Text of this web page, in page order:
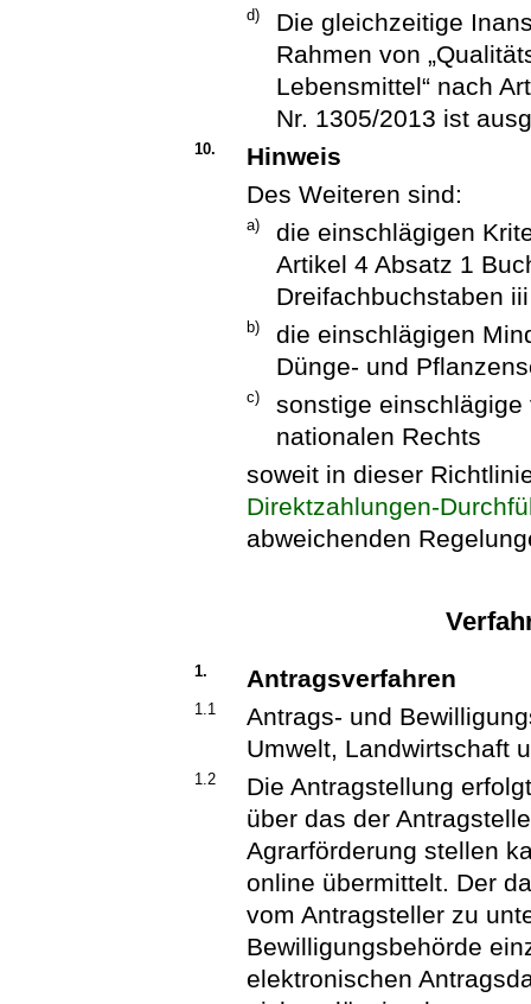
d)
Die gleichzeitige
Rahmen von
Lebensmittel“ nach
Nr. 1305/2013 ist
10.
Hinweis
Des Weiteren sind:
a)
die einschlägigen
Artikel 4 Absatz 1
Dreifachbuchstaben
b)
die einschlägigen
Dünge- und
c)
sonstige
nationalen Rechts
soweit in dieser
Direktzahlungen-
abweichenden
1. Antragsverfahren
1.1
Antrags- und
Umwelt, Landwirtschaft
1.2
Die Antragstellung
über das der
Agrarförderung stellen
online übermittelt. Der
vom Antragsteller zu
Bewilligungsbehörde
elektronischen